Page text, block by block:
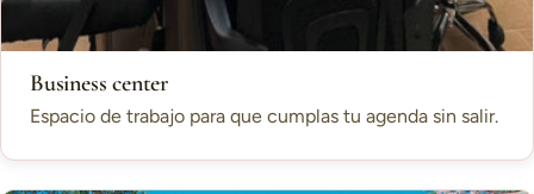
Business center
Espacio de trabajo para que cumplas tu agenda sin salir.